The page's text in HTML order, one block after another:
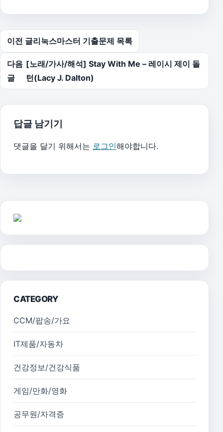
글 탐색
이전 글리눅스마스터 기출문제 목록
다음
글
[노래/가사/해석] Stay With Me – 레이시 제이 돌
턴(Lacy J. Dalton)
답글 남기기
댓글을 달기 위해서는 로그인해야합니다.
CATEGORY
CCM/팝송/가요
IT제품/자동차
건강정보/건강식품
게임/만화/영화
공무원/자격증